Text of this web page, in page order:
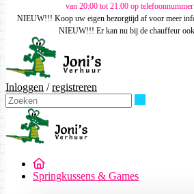
van 20:00 tot 21:00 op
NIEUW!!! Koop uw eigen bezorgtijd af voor meer
NIEUW!!! Er kan nu bij de chauffeur
Inloggen /registreren
Springkussens & Games